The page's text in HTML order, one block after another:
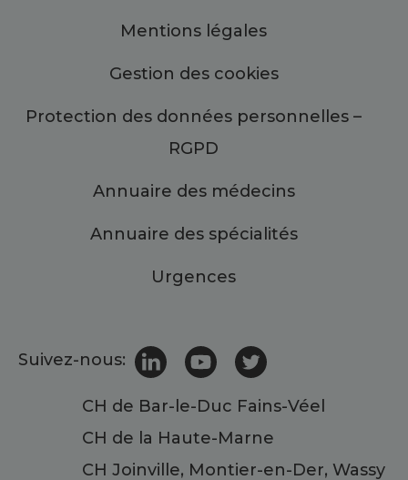
Mentions légales
Gestion des cookies
Protection des données personnelles –
RGPD
Annuaire des médecins
Annuaire des spécialités
Urgences
Suivez-nous:
CH de Bar-le-Duc Fains-Véel
CH de la Haute-Marne
CH Joinville, Montier-en-Der, Wassy